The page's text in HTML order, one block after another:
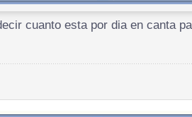
cuanto esta por dia en canta